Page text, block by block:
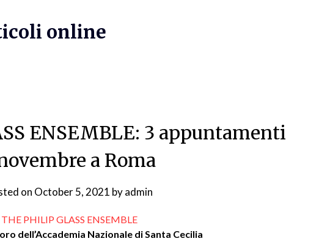
online
ENSEMBLE: 3 appuntamenti
a Roma
on October 5, 2021 byadmin
THE PHILIP GLASS ENSEMBLE
dell’Accademia Nazionale di Santa Cecilia